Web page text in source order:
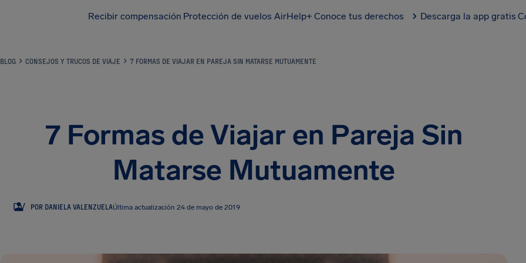
Recibir compensación Protección de vuelos AirHelp+ Conoce tus derechos Descarga la app gratis
BLOG CONSEJOS Y TRUCOS DE VIAJE 7 FORMAS DE VIAJAR EN PAREJA SIN MATARSE MUTUAMENTE
7 Formas de Viajar en Pareja Sin
Matarse Mutuamente
DV POR DANIELA VALENZUELAÚltima actualización 24 de mayo de 2019